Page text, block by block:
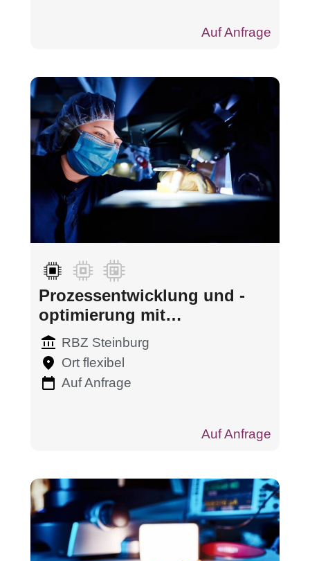
Auf Anfrage
Prozessentwicklung und -
optimierung mit
Schwerpunkt Datenanalyse
und Interpretation
(Prozessbeispiel
Lackverascher)
RBZ Steinburg
Ort flexibel
Auf Anfrage
Auf Anfrage